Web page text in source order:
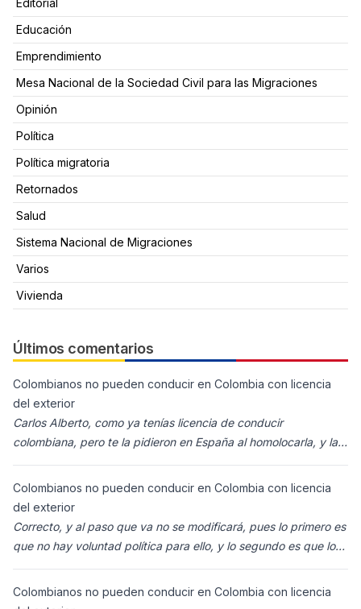
Editorial
Educación
Emprendimiento
Mesa Nacional de la Sociedad Civil para las Migraciones
Opinión
Política
Política migratoria
Retornados
Salud
Sistema Nacional de Migraciones
Varios
Vivienda
Últimos comentarios
Colombianos no pueden conducir en Colombia con licencia
del exterior
Carlos Alberto, como ya tenías licencia de conducir
colombiana, pero te la pidieron en España al homolocarla, y la
Colombianos no pueden conducir en Colombia con licencia
del exterior
Correcto, y al paso que va no se modificará, pues lo primero es
que no hay voluntad política para ello, y lo segundo es que los
Colombianos no pueden conducir en Colombia con licencia